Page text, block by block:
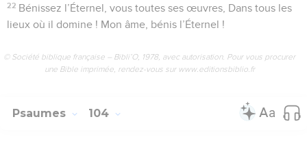
22 Bénissez l’Éternel, vous toutes ses œuvres, Dans tous les
lieux où il domine ! Mon âme, bénis l’Éternel !
© Société biblique française – Bibli’O, 1978, avec autorisation. Pour vous procurer
une Bible imprimée, rendez-vous sur www.editionsbiblio.fr
Psaumes 104